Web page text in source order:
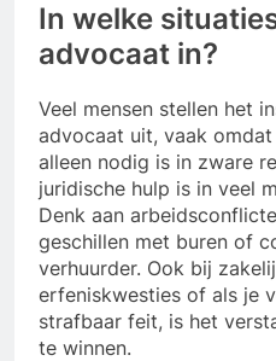
In welke
advocaat in?
Veel mensen stellen het
advocaat uit, vaak
alleen nodig is in zware
juridische hulp is in veel
Denk aan
geschillen met buren of
verhuurder. Ook bij
erfeniskwesties of als je
strafbaar feit, is het
te winnen.